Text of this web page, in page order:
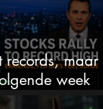
records, maar
week